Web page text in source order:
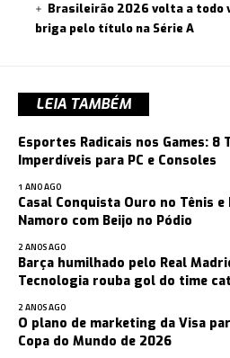
Brasileirão 2026 volta a todo
briga pelo título na Série A
LEIA TAMBÉM
Esportes Radicais nos Games: 8
Imperdíveis para PC e Consoles
1 ANO AGO
Casal Conquista Ouro no Tênis e
Namoro com Beijo no Pódio
2 ANOS AGO
Barça humilhado pelo Real
Tecnologia rouba gol do time
2 ANOS AGO
O plano de marketing da Visa
Copa do Mundo de 2026